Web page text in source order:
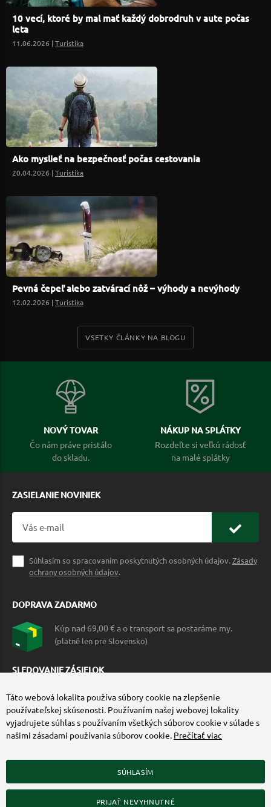
10 vecí, ktoré by mal mať každý dobrodruh v aute počas
leta
11.06.2026 |Turistika
Ako myslieť na bezpečnosť počas cestovania
20.04.2026 |Turistika
Pevná čepeľ alebo zatvárací nôž – výhody a nevýhody
12.02.2026 |Turistika
VSETKY ČLÁNKY NA BLOGU
NOVÝ TOVAR
Čo nám práve pristálo
do skladu.
NÁKUP NA SPLÁTKY
Rozdeľte si veľkú rádosť
na malé splátky
ZASIELANIE NOVINIEK
Súhlasím so spracovaním poskytnutých osobných údajov.Zásady
ochrany osobných údajov.
DOPRAVA ZADARMO
Kúp nad 69,00 € a o transport sa postaráme my.
(platné len pre Slovensko)
SLEDOVANIE ZÁSIELOK
ZÍSKAJTE VIAC O COMMANDO.SK
Táto webová lokalita používa súbory cookie na zlepšenie
používateľskej skúsenosti. Používaním našej webovej lokality
vyjadrujete súhlas s používaním všetkých súborov cookie v súlade s
našimi zásadami používania súborov cookie. Prečítať viac
SÚHLASÍM
PRIJAŤ NEVYHNUTNÉ